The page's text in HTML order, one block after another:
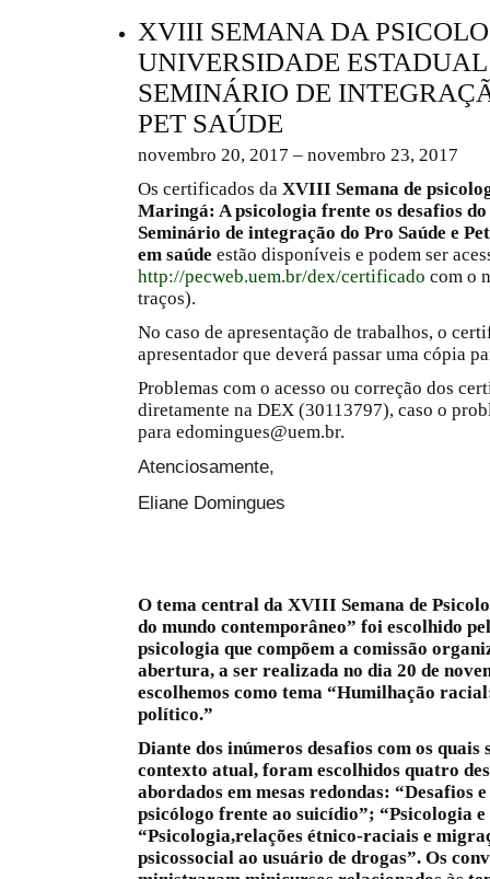
XVIII SEMANA DA
UNIVERSIDADE
SEMINÁRIO DE
PET SAÚDE
novembro 20, 2017 – novembro 23, 2017
Os certificados da XVIII Semana de
Maringá: A psicologia frente os desafios
Seminário de integração do Pro Saúde e
em saúde estão disponíveis e podem ser
http://pecweb.uem.br/dex/certificado com o
traços).
No caso de apresentação de trabalhos, o
apresentador que deverá passar uma cópia
Problemas com o acesso ou correção dos
diretamente na DEX (30113797), caso o
para edomingues@uem.br.
Atenciosamente,
Eliane Domingues
O tema central da XVIII Semana de
do mundo contemporâneo” foi escolhido
psicologia que compõem a comissão
abertura, a ser realizada no dia 20 de
escolhemos como tema “Humilhação
político.”
Diante dos inúmeros desafios com os quais
contexto atual, foram escolhidos quatro
abordados em mesas redondas: “Desafios
psicólogo frente ao suicídio”; “Psicologia
“Psicologia,relações étnico-raciais e
psicossocial ao usuário de drogas”. Os